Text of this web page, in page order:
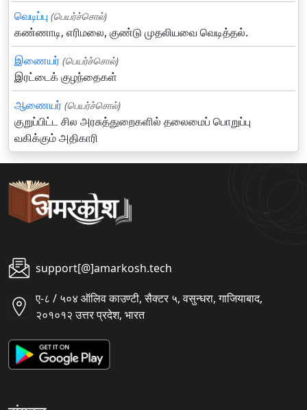
வெடிப்பு (பெயர்ச்சொல்)
கண்ணாடி, எரிமலை, குண்டு முதலியவை வெடித்தல்.
இணையர் (பெயர்ச்சொல்)
இரட்டைக் குழந்தைகள்
ஆணையர் (பெயர்ச்சொல்)
குறுப்பிட்ட சில அரசுத்துறைகளில் தலைமைப் பொறுப்பு
வகிக்கும் அதிகாரி
support[@]amarkosh.tech
ए-८ / ५०४ ऑलिव काउण्टी, सैक्टर ५, वसुन्धरा, गाजियाबाद,
२०१०१२ उत्तर प्रदेश, भारत